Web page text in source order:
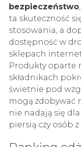
bezpieczeństwo
ta skuteczność
stosowania, a
dostępność w
sklepach
Produkty oparte
składnikach
świetnie pod
mogą zdobywać
nie nadają się
piersią czy osób